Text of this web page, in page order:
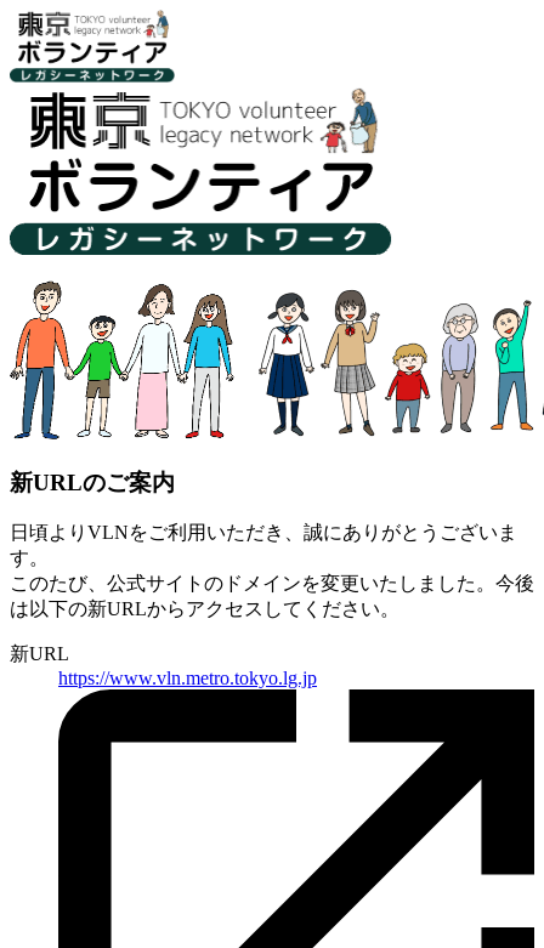
新URLのご案内
日頃よりVLNをご利用いただき、誠にありがとうございま
す。
このたび、公式サイトのドメインを変更いたしました。 今後
は以下の新URLからアクセスしてください。
新URL
https://www.vln.metro.tokyo.lg.jp